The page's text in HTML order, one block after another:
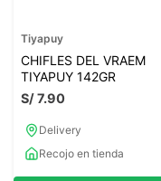
Tiyapuy
CHIFLES DEL VRAEM
TIYAPUY 142GR
S/7.90
Delivery
Recojo en tienda